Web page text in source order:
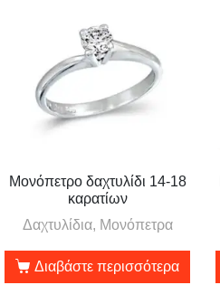
Μονόπετρο δαχτυλίδι 14-18
καρατίων
Δαχτυλίδια, Μονόπετρα
Διαβάστε περισσότερα